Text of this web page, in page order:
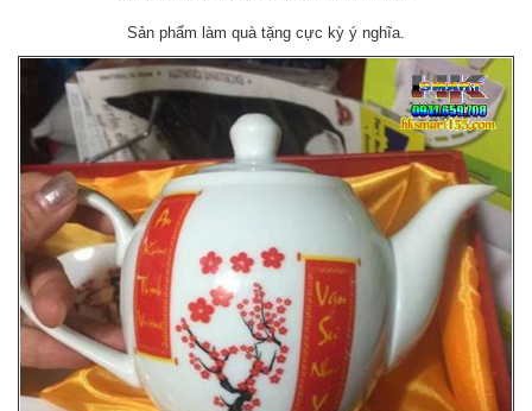
Sản phẩm làm quà tặng cực kỳ ý nghĩa.